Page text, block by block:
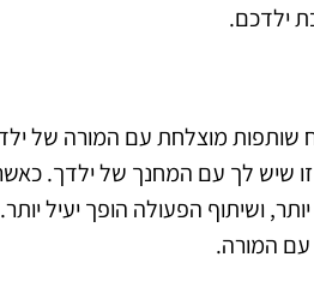
ילדכם.
שותפות מוצלחת עם המורה של
שיש לך עם המחנך של ילדך. כאשר
ושיתוף הפעולה הופך יעיל יותר.
עם המורה.